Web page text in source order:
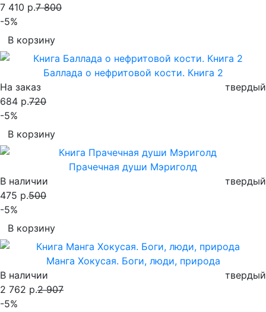
7 410 р.7 800
-5%
В корзину
Баллада о нефритовой кости. Книга 2
На заказ
твердый
684 р.720
-5%
В корзину
Прачечная души Мэриголд
В наличии
твердый
475 р.500
-5%
В корзину
Манга Хокусая. Боги, люди, природа
В наличии
твердый
2 762 р.2 907
-5%